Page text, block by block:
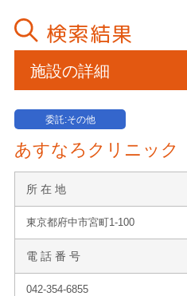
検索結果
施設の詳細
委託:その他
あすなろクリニック
所 在 地
東京都府中市宮町1-100
電 話 番 号
042-354-6855